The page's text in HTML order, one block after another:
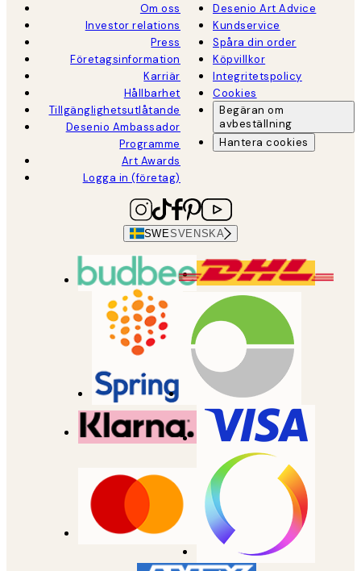
Om oss
Investor relations
Press
Företagsinformation
Karriär
Hållbarhet
Tillgänglighetsutlåtande
Desenio Ambassador
Programme
Art Awards
Logga in (företag)
Desenio Art Advice
Kundservice
Spåra din order
Köpvillkor
Integritetspolicy
Cookies
Begäran om
avbeställning
Hantera cookies
SWESVENSKA